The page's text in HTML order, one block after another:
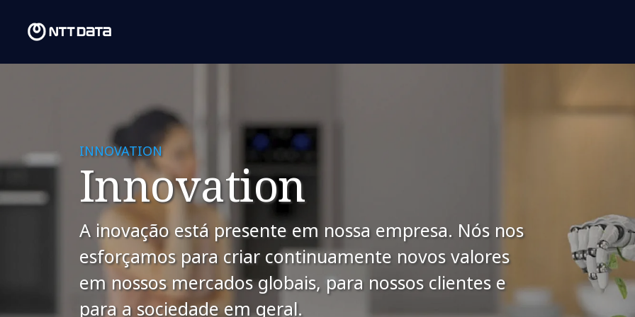
INNOVATION
Innovation
A inovação está presente em nossa empresa. Nós nos
esforçamos para criar continuamente novos valores
em nossos mercados globais, para nossos clientes e
para a sociedade em geral.